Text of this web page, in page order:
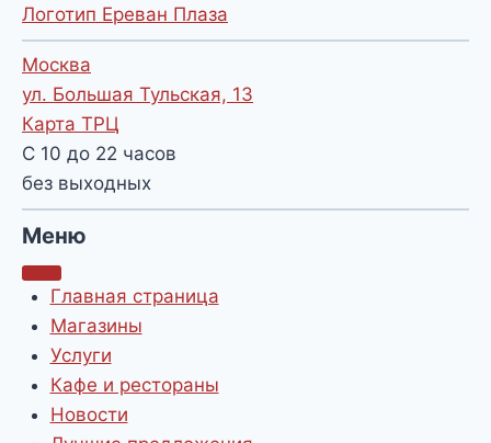
Логотип Ереван Плаза
Москва
ул. Большая Тульская, 13
Карта ТРЦ
С 10 до 22 часов
без выходных
Меню
Главная страница
Магазины
Услуги
Кафе и рестораны
Новости